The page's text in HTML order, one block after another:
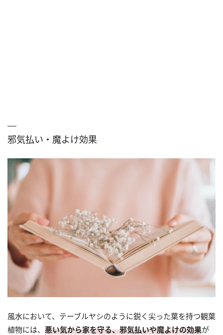
邪気払い・魔よけ効果
風水において、テーブルヤシのように鋭く尖った葉を持つ観葉
植物には、 悪い気から家を守る、邪気払いや魔よけの効果が